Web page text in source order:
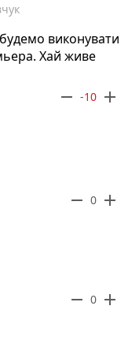
виконувати
Хай живе
remove -10 add
remove 0 add
remove 0 add